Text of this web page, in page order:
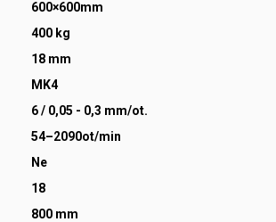
600×600mm
400 kg
18 mm
MK4
6 / 0,05 - 0,3 mm/ot.
54–2090ot/min
Ne
18
800 mm